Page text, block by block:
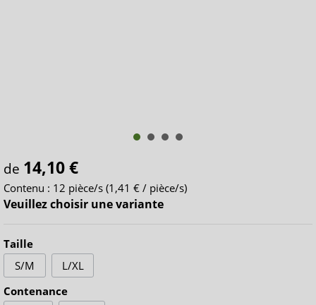
de 14,10 €
Contenu : 12 pièce/s (1,41 € / pièce/s)
Veuillez choisir une variante
Taille
S/M
L/XL
Contenance